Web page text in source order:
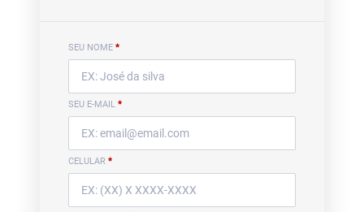
SEU NOME *
SEU E-MAIL *
CELULAR *